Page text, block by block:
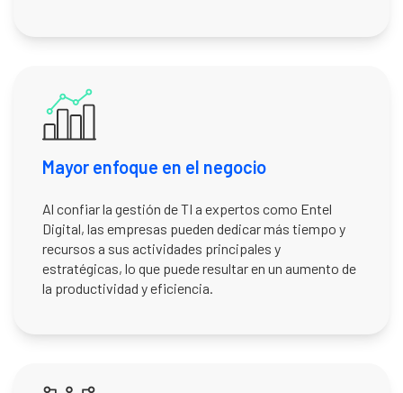
Mayor enfoque en el negocio
Al confiar la gestión de TI a expertos como Entel
Digital, las empresas pueden dedicar más tiempo y
recursos a sus actividades principales y
estratégicas, lo que puede resultar en un aumento de
la productividad y eficiencia.